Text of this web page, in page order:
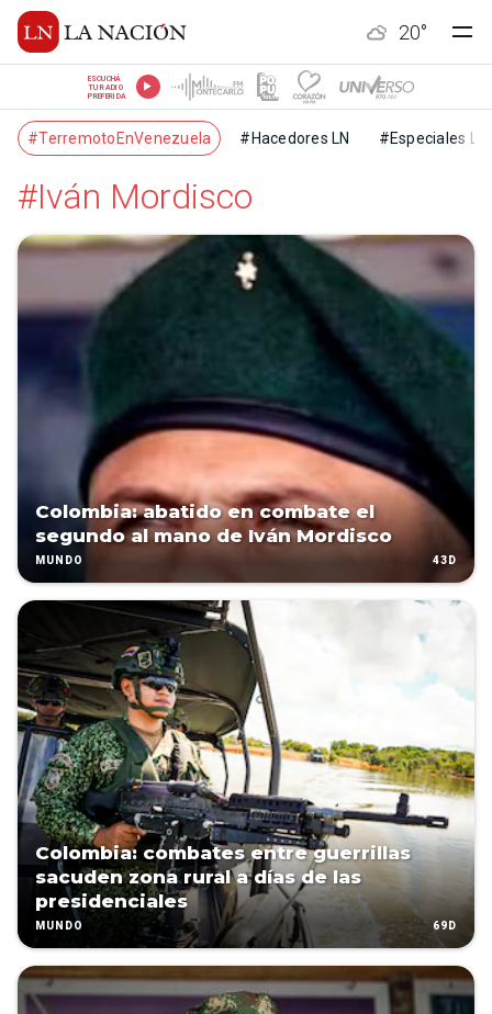
20°
ESCUCHÁ
TU RADIO
PREFERIDA
#TerremotoEnVenezuela #Hacedores LN #Especiales LN
#Iván Mordisco
Colombia: abatido en combate el
segundo al mano de Iván Mordisco
MUNDO 43D
Colombia: combates entre guerrillas
sacuden zona rural a días de las
presidenciales
MUNDO 69D